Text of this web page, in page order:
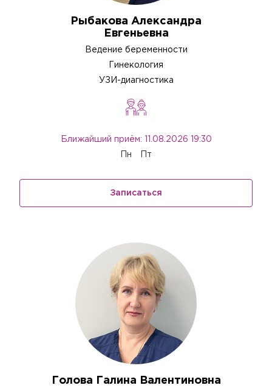
Рыбакова Александра
Евгеньевна
Ведение беременности
Гинекология
УЗИ-диагностика
Ближайший приём: 11.08.2026 19:30
Пн Пт
Записаться
Голова Галина Валентиновна